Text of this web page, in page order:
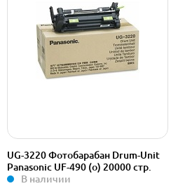
UG-3220 Фотобарабан Drum-Unit
Panasonic UF-490 (о) 20000 стр.
В наличии